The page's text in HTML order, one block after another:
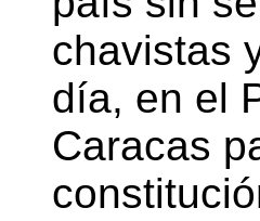
chavistas
día, en el
Caracas